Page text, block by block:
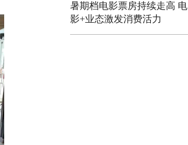
暑期档电影票房持续走高 电
影+业态激发消费活力